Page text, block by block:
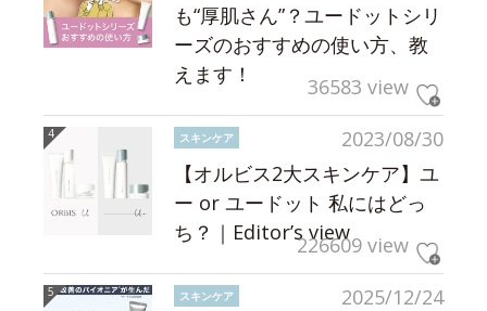
も“厚肌さん”？ユードットシリ
ーズのおすすめの使い方、教
えます！
36583 view
2023/08/30
スキンケア
【オルビス2大スキンケア】ユ
ー or ユードット 私にはどっ
ち？｜Editor’s view226609 view
2025/12/24
スキンケア